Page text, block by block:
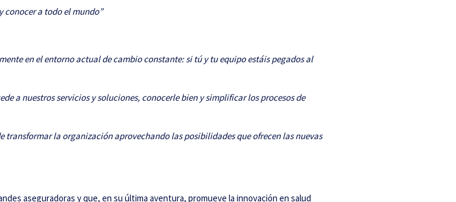
conocer a todo el mundo”
en el entorno actual de cambio constante: si tú y tu equipo estáis pegados al
a nuestros servicios y soluciones, conocerle bien y simplificar los procesos de
la organización aprovechando las posibilidades que ofrecen las nuevas
aseguradoras y que, en su última aventura, promueve la innovación en salud